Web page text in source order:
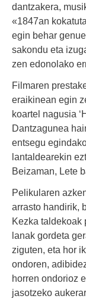
dantzakera,
«1847an
egin behar
sakondu eta
zen edonolako
Filmaren
eraikinean egin
koartel nagusia
Dantzagunea
entsegu
lantaldearekin
Beizaman, Lete
Pelikularen
arrasto handirik,
Kezka taldekoak
lanak gordeta
ziguten, eta hor
ondoren,
horren ondorioz
jasotzeko